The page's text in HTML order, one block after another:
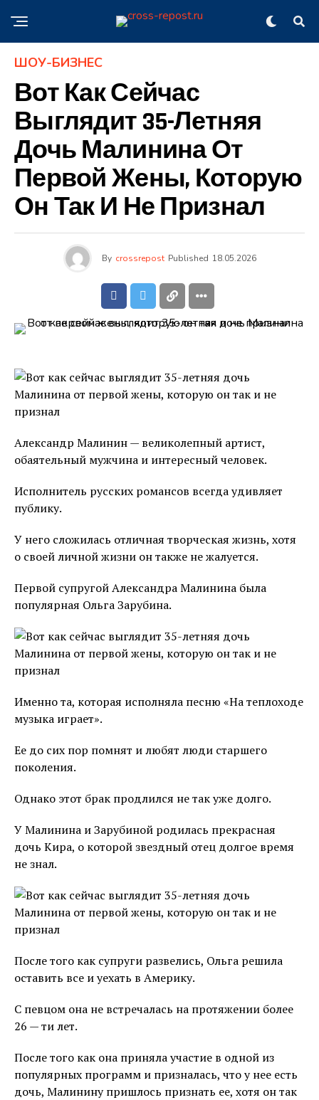
ШОУ-БИЗНЕС
Вот Как Сейчас
Выглядит 35-Летняя
Дочь Малинина От
Первой Жены, Которую
Он Так И Не Признал
By crossrepost Published 18.05.2026
Александр Малинин — великолепный артист,
обаятельный мужчина и интересный человек.
Исполнитель русских романсов всегда удивляет
публику.
У него сложилась отличная творческая жизнь, хотя
о своей личной жизни он также не жалуется.
Первой супругой Александра Малинина была
популярная Ольга Зарубина.
Именно та, которая исполняла песню «На теплоходе
музыка играет».
Ее до сих пор помнят и любят люди старшего
поколения.
Однако этот брак продлился не так уже долго.
У Малинина и Зарубиной родилась прекрасная
дочь Кира, о которой звездный отец долгое время
не знал.
После того как супруги развелись, Ольга решила
оставить все и уехать в Америку.
С певцом она не встречалась на протяжении более
26 — ти лет.
После того как она приняла участие в одной из
популярных программ и призналась, что у нее есть
дочь, Малинину пришлось признать ее, хотя он так